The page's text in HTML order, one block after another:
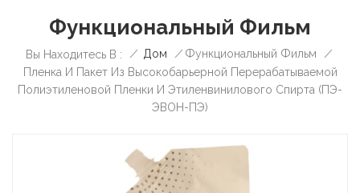
Функциональный Фильм
Вы Находитесь В : / Дом / Функциональный Фильм
/
Пленка И Пакет Из Высокобарьерной Перерабатываемой
Полиэтиленовой Пленки И Этиленвинилового Спирта (ПЭ-
ЭВОН-ПЭ)